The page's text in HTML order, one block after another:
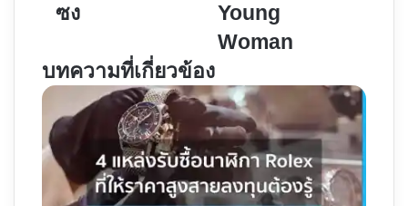
รัก
ครั้ง
|
เรื่อง
วุ่นๆ
ของ
ครอบ
ซง
ล้าง
แค้น
สุด
แซ่บ
ใน
Promising
Young
Young
Woman
บทความที่เกี่ยวข้อง